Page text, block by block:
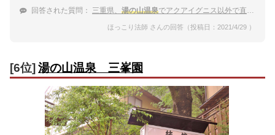
回答された質問： 三重県、 湯の山温泉でアクアイグニス以外で直前割引のある温泉宿を知りたい
ほっこり法師 さんの回答（投稿日：2021/4/29 ）
[6位]湯の山温泉 三峯園